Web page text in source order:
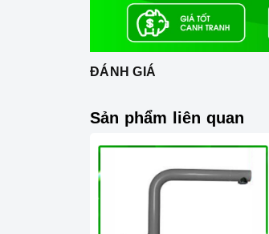
ĐÁNH GIÁ
Sản phẩm liên quan